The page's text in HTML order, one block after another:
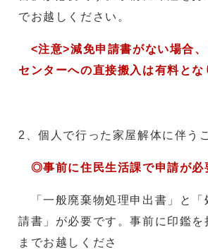
でお越しください。
<注意>減免申請書がない場合
センターへの直接搬入は有料とな
2、個人で行った家屋解体に伴う
◎事前に住民生活課で申請が必
「一般廃棄物処理申出書」と
請書」が必要です。事前に印鑑を
までお越しくださ